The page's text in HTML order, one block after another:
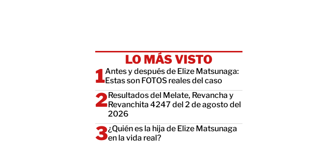
LO MÁS VISTO
Antes y después de Elize Matsunaga:
Estas son FOTOS reales del caso
Resultados del Melate, Revancha y
Revanchita 4247 del 2 de agosto del
2026
¿Quién es la hija de Elize Matsunaga
en la vida real?